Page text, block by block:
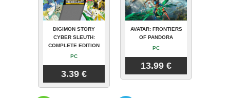
DIGIMON STORY
CYBER SLEUTH:
COMPLETE EDITION
PC
3.39 €
AVATAR: FRONTIERS
OF PANDORA
PC
13.99 €